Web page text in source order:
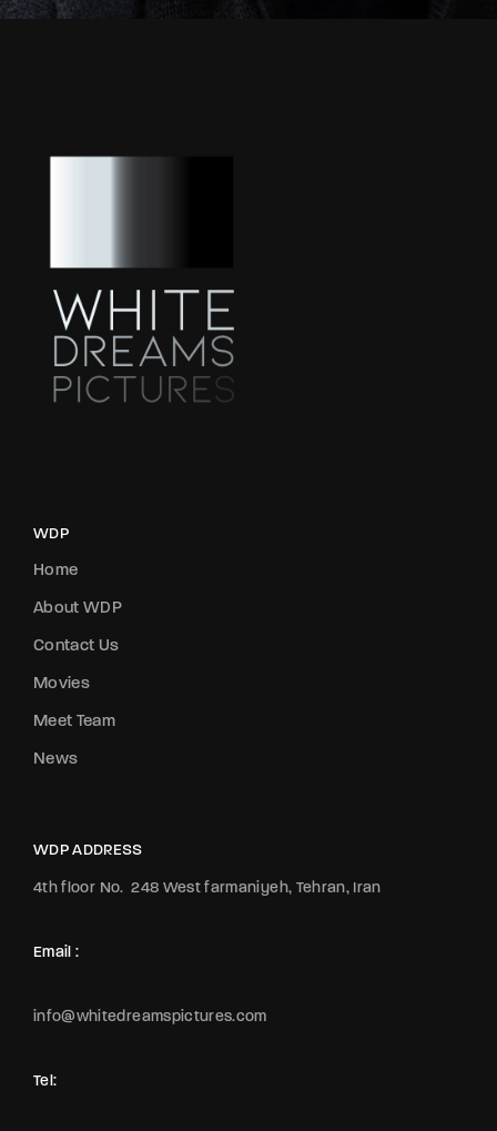
WDP
Home
About WDP
Contact Us
Movies
Meet Team
News
WDP ADDRESS
4th floor No.248 West farmaniyeh, Tehran, Iran
Email :
info@whitedreamspictures.com
Tel: